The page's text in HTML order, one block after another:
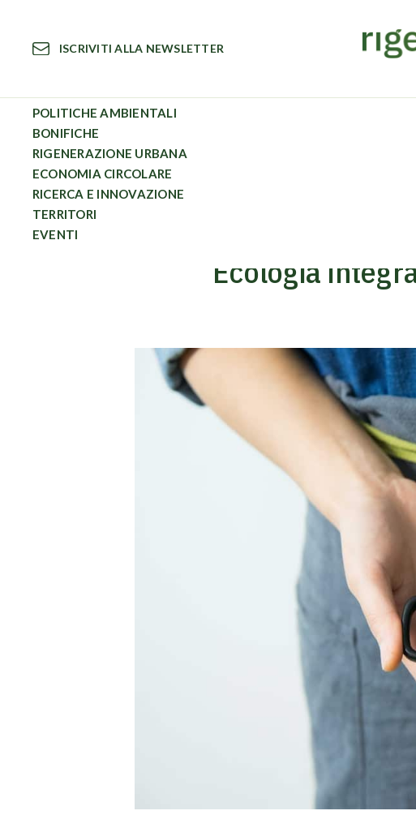
contenuto
ISCRIVITI ALLA NEWSLETTER
POLITICHE AMBIENTALI
BONIFICHE
RIGENERAZIONE URBANA
ECONOMIA CIRCOLARE
RICERCA E INNOVAZIONE
TERRITORI
EVENTI
Circular News Ecologia integrale: 4 principi per cambiare il mondo
Ecologia